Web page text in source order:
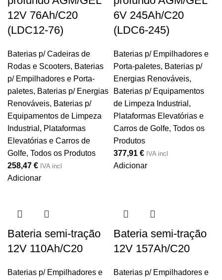
12V 76Ah/C20
(LDC12-76)
Baterias p/ Cadeiras de
Rodas e Scooters, Baterias
p/ Empilhadores e Porta-
paletes, Baterias p/ Energias
Renováveis, Baterias p/
Equipamentos de Limpeza
Industrial, Plataformas
Elevatórias e Carros de
Golfe, Todos os Produtos
258,47 € IVA incl
Adicionar
6V 245Ah/C20
(LDC6-245)
Baterias p/ Empilhadores e
Porta-paletes, Baterias p/
Energias Renováveis,
Baterias p/ Equipamentos
de Limpeza Industrial,
Plataformas Elevatórias e
Carros de Golfe, Todos os
Produtos
377,91 € IVA incl
Adicionar
Bateria semi-tração
12V 110Ah/C20
Baterias p/ Empilhadores e
Bateria semi-tração
12V 157Ah/C20
Baterias p/ Empilhadores e